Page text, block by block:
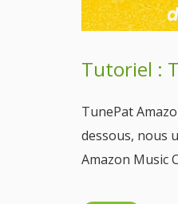
Tutoriel :
TunePat
dessous, nous
Amazon Music